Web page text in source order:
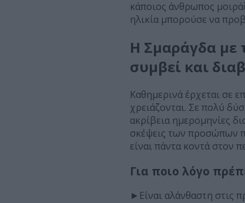
κάποιος άνθρωπος
ηλικία μπορούσε να
Η Σμαράγδα με
συμβεί και
Καθημερινά έρχεται σε
χρειάζονται. Σε πολύ
ακρίβεια ημερομηνίες
σκέψεις των προσώπων
είναι πάντα κοντά στον
Για ποιο λόγο
►Είναι αλάνθαστη στις